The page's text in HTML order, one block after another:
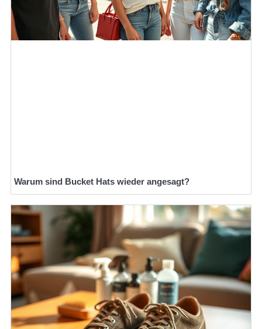
Warum sind Bucket Hats wieder angesagt?